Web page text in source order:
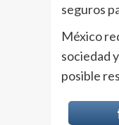
seguros
México
sociedad
posible